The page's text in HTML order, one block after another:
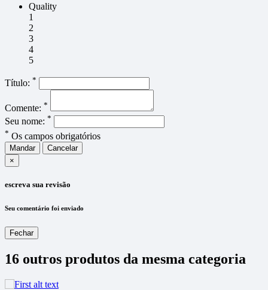
Quality
1
2
3
4
5
Título: *
Comente: *
Seu nome: *
* Os campos obrigatórios
Mandar
Cancelar
×
escreva sua revisão
Seu comentário foi enviado
Fechar
16 outros produtos da mesma categoria